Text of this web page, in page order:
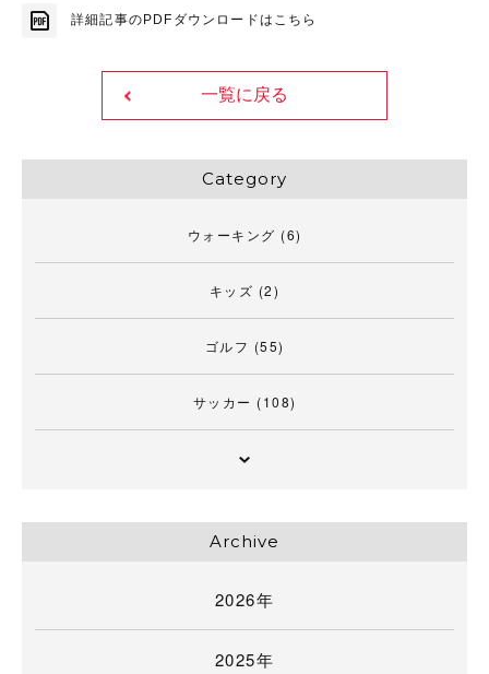
詳細記事のPDFダウンロードはこちら
一覧に戻る
Category
ウォーキング (6)
キッズ (2)
ゴルフ (55)
サッカー (108)
Archive
2026年
2025年